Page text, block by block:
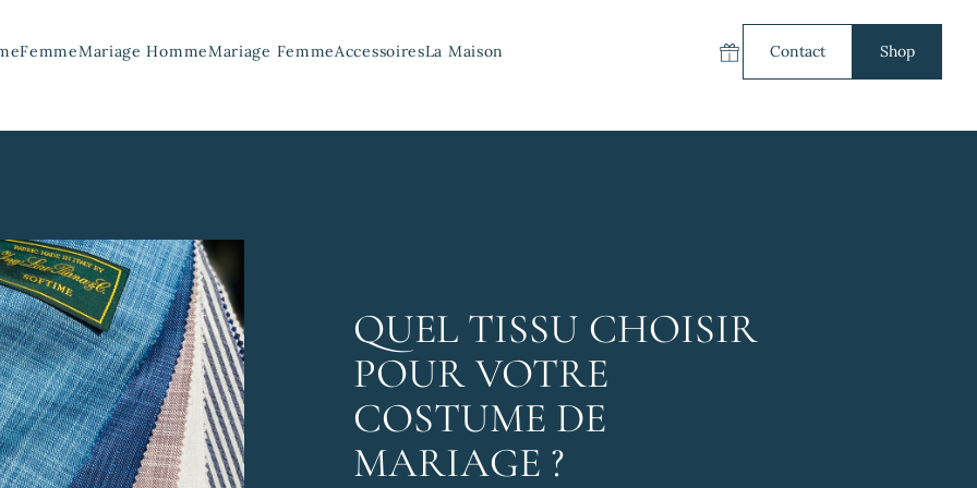
FemmeMariage HommeMariage FemmeAccessoiresLa Maison Carte cadeau
Contact Shop
QUEL TISSU CHOISIR
POUR VOTRE
COSTUME DE
MARIAGE ?